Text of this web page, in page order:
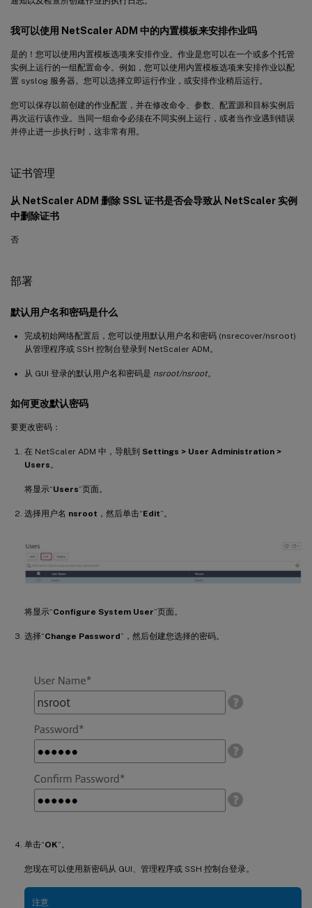
我可以使用 NetScaler ADM 中的内置模板来安排作业吗
是的！您可以使用内置模板选项来安排作业。作业是您可以在一个或多个托管
实例上运行的一组配置命令。例如，您可以使用内置模板选项来安排作业以配
置 syslog 服务器。您可以选择立即运行作业，或安排作业稍后运行。
您可以保存以前创建的作业配置，并在修改命令、参数、配置源和目标实例后
再次运行该作业。当同一组命令必须在不同实例上运行，或者当作业遇到错误
并停止进一步执行时，这非常有用。
证书管理
从 NetScaler ADM 删除 SSL 证书是否会导致从 NetScaler 实例
中删除证书
否
部署
默认用户名和密码是什么
完成初始网络配置后，您可以使用默认用户名和密码 (nsrecover/nsroot)
从管理程序或 SSH 控制台登录到 NetScaler ADM。
从 GUI 登录的默认用户名和密码是 nsroot/nsroot。
如何更改默认密码
要更改密码：
在 NetScaler ADM 中，导航到 Settings > User Administration >
Users 。
将显示“Users”页面。
选择用户名 nsroot ，然后单击“Edit”。
将显示“Configure System User”页面。
选择“Change Password”，然后创建您选择的密码。
单击“OK”。
您现在可以使用新密码从 GUI、管理程序或 SSH 控制台登录。
注意